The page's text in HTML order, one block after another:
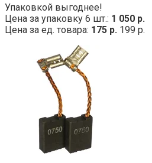
Упаковкой выгоднее!
Цена за упаковку 6 шт.: 1 050 р.
Цена за ед. товара: 175 р. 199 р.